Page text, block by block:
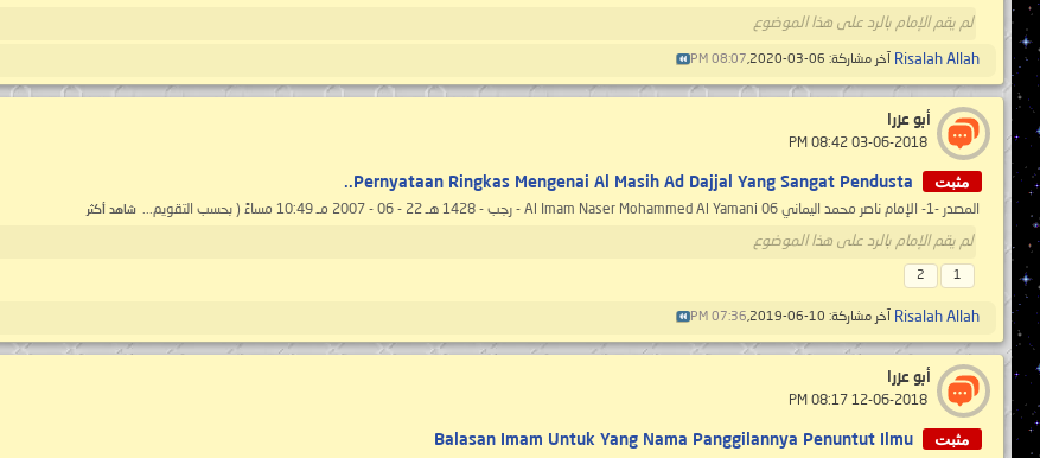
لم يقم الإمام بالرد على هذا الموضوع
Risalah Allah آخر مشاركة: 06-03-2020, 08:07 PM
أبو عزرا
مثبت Pernyataan Ringkas Mengenai Al Masih Ad Dajjal Yang Sangat Pendusta..
المصدر -1- الإمام ناصر محمد اليماني Al Imam Naser Mohammed Al Yamani 06 - رجب - 1428 هـ 22 - 06 - 2007 مـ 10:49 مساءً ( بحسب التقويم... شاهد أكثر
لم يقم الإمام بالرد على هذا الموضوع
1
2
Risalah Allah آخر مشاركة: 10-06-2019, 07:36 PM
أبو عزرا
مثبت Balasan Imam Untuk Yang Nama Panggilannya Penuntut Ilmu